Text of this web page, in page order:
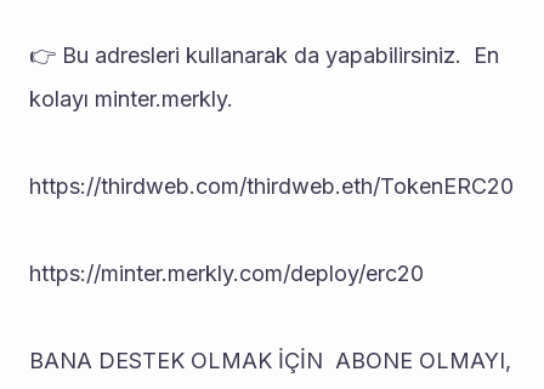
👉 Bu adresleri kullanarak da yapabilirsiniz.  En
kolayı minter.merkly.
https://thirdweb.com/thirdweb.eth/TokenERC20
https://minter.merkly.com/deploy/erc20
BANA DESTEK OLMAK İÇİN  ABONE OLMAYI,